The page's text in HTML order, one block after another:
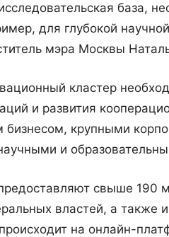
база,
для глубокой
мэра Москвы
кластер
и развития
бизнесом, крупными
и
свыше 190
властей, а также
на онлайн-